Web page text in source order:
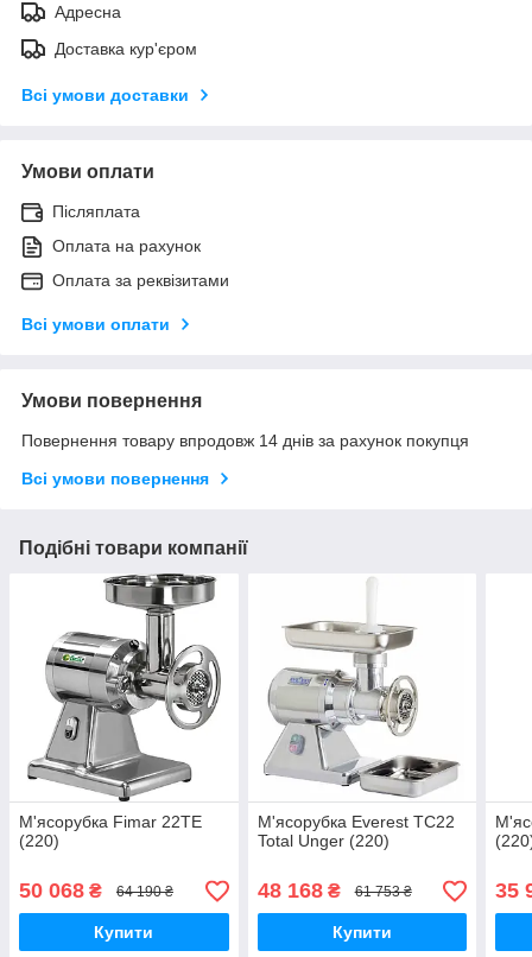
Адресна
Доставка кур'єром
Всі умови доставки
Умови оплати
Післяплата
Оплата на рахунок
Оплата за реквізитами
Всі умови оплати
Умови повернення
Повернення товару впродовж 14 днів за рахунок покупця
Всі умови повернення
Подібні товари компанії
М'ясорубка Fimar 22TE
(220)
50 068 ₴ 64 190 ₴
Купити
М'ясорубка Everest TC22
Total Unger (220)
48 168₴ 61 753 ₴
Купити
35